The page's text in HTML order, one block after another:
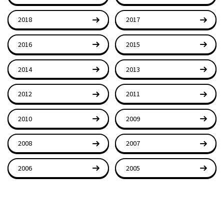
2018 2017
2016 2015
2014 2013
2012 2011
2010 2009
2008 2007
2006 2005